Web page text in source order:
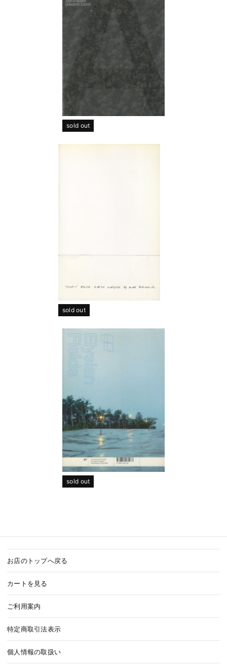
sold out
sold out
sold out
お店のトップへ戻る
カートを見る
ご利用案内
特定商取引法表示
個人情報の取扱い